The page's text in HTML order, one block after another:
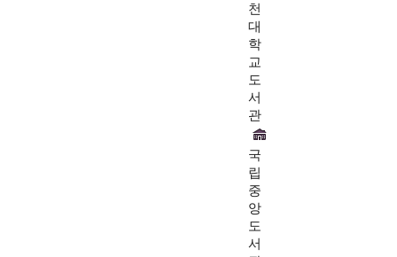
천
대
학
교
도
서
관
국
립
중
앙
도
서